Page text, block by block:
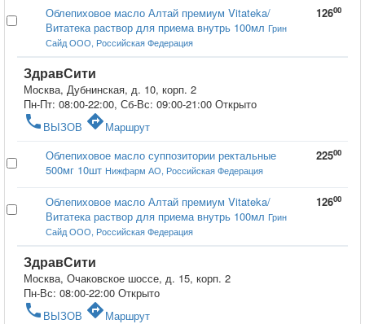
Облепиховое масло Алтай премиум Vitateka/
Витатека раствор для приема внутрь 100мл Грин
Сайд ООО, Российская Федерация
12600
ЗдравСити
Москва, Дубнинская, д. 10, корп. 2
Пн-Пт: 08:00-22:00, Сб-Вс: 09:00-21:00 Открыто
phone ВЫЗОВ directionsМаршрут
Облепиховое масло суппозитории ректальные
500мг 10шт Нижфарм АО, Российская Федерация
22500
Облепиховое масло Алтай премиум Vitateka/
Витатека раствор для приема внутрь 100мл Грин
Сайд ООО, Российская Федерация
12600
ЗдравСити
Москва, Очаковское шоссе, д. 15, корп. 2
Пн-Вс: 08:00-22:00 Открыто
phone ВЫЗОВ directionsМаршрут